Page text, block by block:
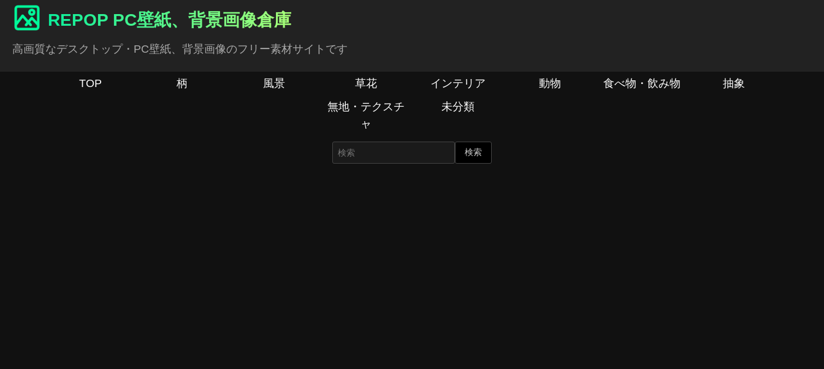
REPOP PC壁紙、背景画像倉庫
高画質なデスクトップ・PC壁紙、背景画像のフリー素材サイトです
TOP 柄 風景 草花 インテリア 動物 食べ物・飲み物
抽象
無地・テクスチ
ャ
未分類